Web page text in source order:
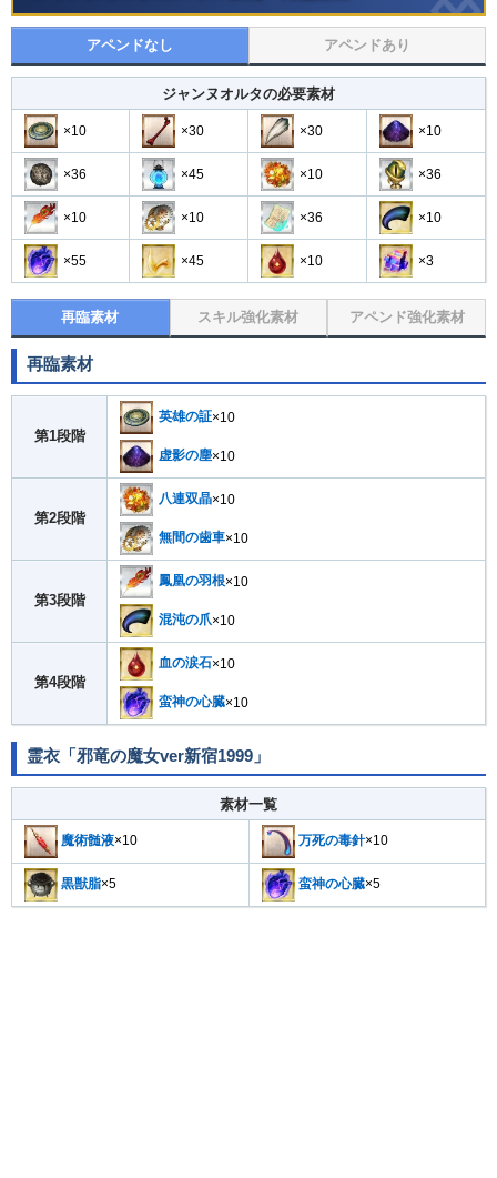
アペンドなし アペンドあり
ジャンヌオルタの必要素材
×10 ×30 ×30 ×10
×36 ×45 ×10 ×36
×10 ×10 ×36 ×10
×55 ×45 ×10 ×3
再臨素材 スキル強化素材 アペンド強化素材
再臨素材
第1段階
英雄の証×10
虚影の塵×10
第2段階
八連双晶×10
無間の歯車×10
第3段階
鳳凰の羽根×10
混沌の爪×10
第4段階
血の涙石×10
蛮神の心臓×10
霊衣「邪竜の魔女ver新宿1999」
素材一覧
魔術髄液×10 万死の毒針×10
黒獣脂×5 蛮神の心臓×5